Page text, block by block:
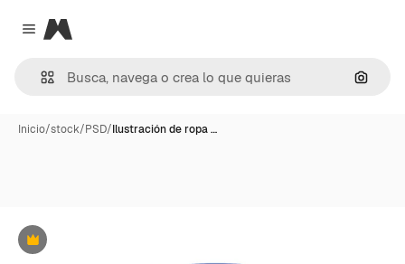
Close menu
Magnific
Inicio/stock/PSD/Ilustración de ropa …
Premium